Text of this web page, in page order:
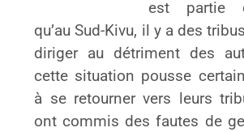
est partie
qu’au Sud-Kivu, il y a des
diriger au détriment des
cette situation pousse
à se retourner vers leurs
ont commis des fautes de